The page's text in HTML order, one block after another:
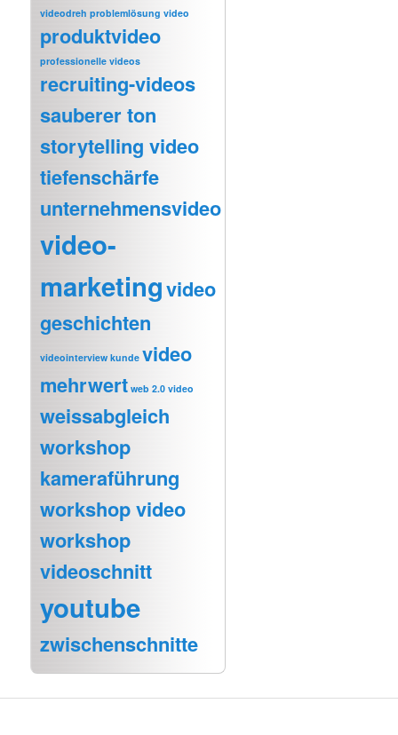
videodreh problemlösung video
produktvideo
professionelle videos
recruiting-videos
sauberer ton
storytelling video
tiefenschärfe
unternehmensvideo
video-
marketingvideo
geschichten
videointerview kunde video
mehrwert web 2.0 video
weissabgleich
workshop
kameraführung
workshop video
workshop
videoschnitt
youtube
zwischenschnitte